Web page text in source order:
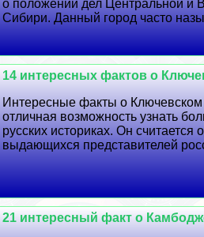
о положении дел Центральной и
Сибири. Данный город часто
14 интересных фактов о
Интересные факты о Ключевском
отличная возможность узнать
русских историках. Он считается
выдающихся представителей
21 интересный факт о